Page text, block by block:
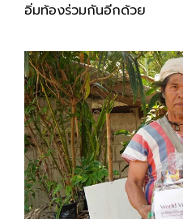
อิ่มท้องร่วมกันอีกด้วย